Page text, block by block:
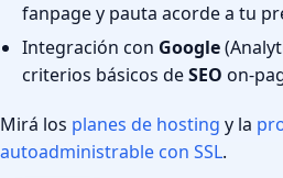
fanpage y pauta acorde a tu
Integración con Google
criterios básicos deSEO on-
Mirá los planes de hosting y la
autoadministrable con SSL.